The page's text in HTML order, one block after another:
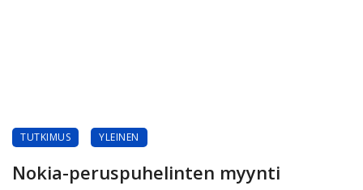
TUTKIMUS YLEINEN
Nokia-peruspuhelinten myynti